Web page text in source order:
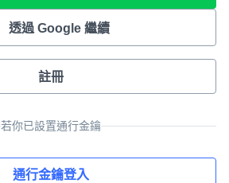
透過 Google 繼續
註冊
若你已設置通行金鑰
通行金鑰登入